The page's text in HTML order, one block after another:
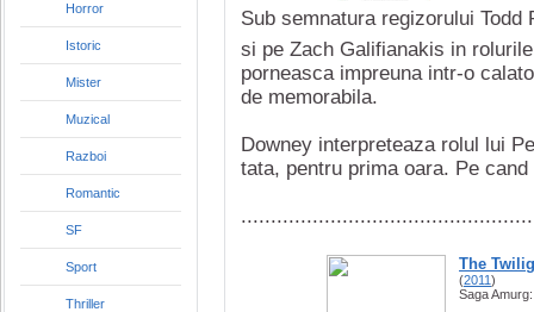
Horror
Istoric
Mister
Muzical
Razboi
Romantic
SF
Sport
Thriller
Sub semnatura regizorului
si pe Zach Galifianakis in
porneasca impreuna intr-o
de memorabila.
Downey interpreteaza rolul lui
tata, pentru prima oara. Pe
The
(2011)
Saga